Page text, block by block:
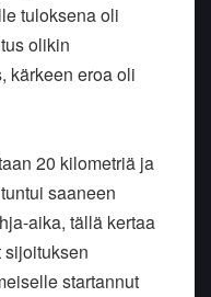
tuloksena oli
olikin
kärkeen eroa oli
20 kilometriä ja
saaneen
aika, tällä kertaa
sijoituksen
startannut